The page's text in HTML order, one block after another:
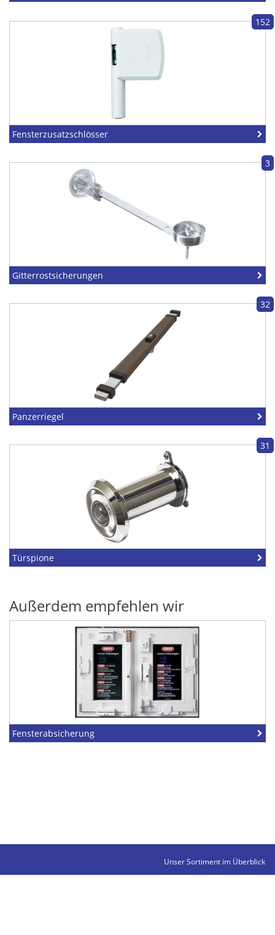
152
Fensterzusatzschlösser
3
Gitterrostsicherungen
32
Panzerriegel
31
Türspione
Außerdem empfehlen wir
Fensterabsicherung
Unser Sortiment im Überblick